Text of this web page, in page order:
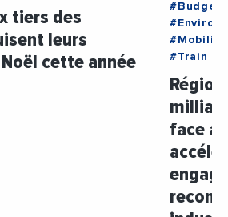
tiers des
leurs
cette année
#Budget
#Mobilite
#Train
face